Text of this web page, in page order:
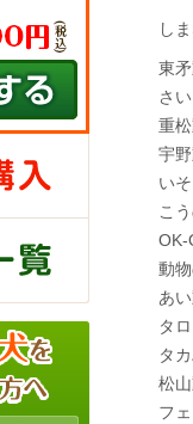
し
東
さ
重
宇
い
こ
OK-
動
あ
タ
タ
松
フ